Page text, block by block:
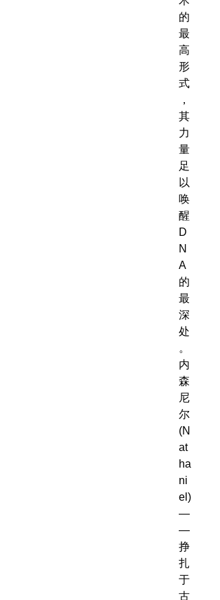
的
最
高
形
式
，
其
力
量
足
以
唤
醒
D
N
A
的
最
深
处
。
内
森
尼
尔
(N
at
ha
ni
el)
—
—
挣
扎
于
古